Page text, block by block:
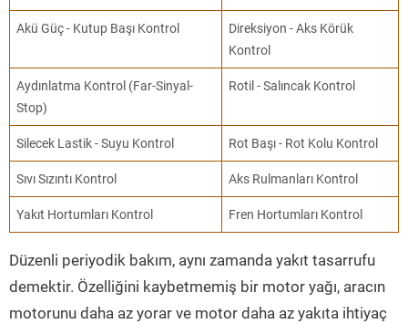
Akü Güç - Kutup Başı Kontrol
Direksiyon - Aks Körük
Kontrol
Aydınlatma Kontrol (Far-Sinyal-
Stop)
Rotil - Salıncak Kontrol
Silecek Lastik - Suyu Kontrol Rot Başı - Rot Kolu Kontrol
Sıvı Sızıntı Kontrol Aks Rulmanları Kontrol
Yakıt Hortumları Kontrol Fren Hortumları Kontrol
Düzenli periyodik bakım, aynı zamanda yakıt tasarrufu
demektir. Özelliğini kaybetmemiş bir motor yağı, aracın
motorunu daha az yorar ve motor daha az yakıta ihtiyaç